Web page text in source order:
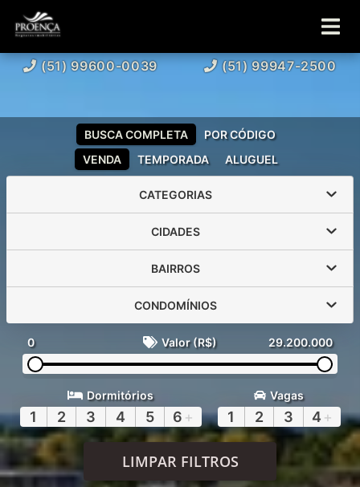
(51) 99600-0039 (51) 99947-2500
VENDA TEMPORADA ALUGUEL
BUSCA COMPLETA POR CÓDIGO
CATEGORIAS
CIDADES
BAIRROS
CONDOMÍNIOS
0 Valor (R$) 29.200.000
Dormitórios
1 2 3 4 5 6 +
Vagas
1 2 3 4 +
LIMPAR FILTROS